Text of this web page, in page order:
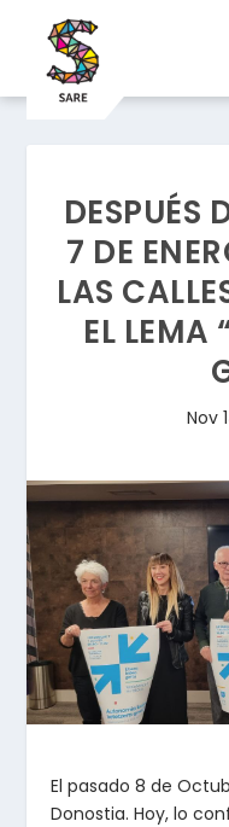
DESPUÉS
7 DE
LAS
EL LEMA
Nov
El pasado 8 de
Donostia. Hoy, lo